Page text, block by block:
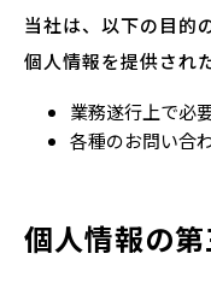
当社は、以下の目的
個人情報を提供され
業務遂行上で必
各種のお問い合
個人情報の